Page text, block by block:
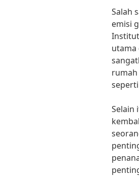
Salah
emisi
utama
Selain